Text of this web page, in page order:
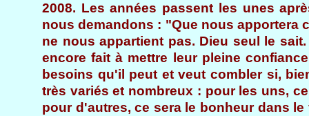
2008. Les années passent les unes
nous demandons : "Que nous apportera
ne nous appartient pas. Dieu seul le
encore fait à mettre leur pleine
besoins qu'il peut et veut combler si,
très variés et nombreux : pour les uns,
pour d'autres, ce sera le bonheur dans